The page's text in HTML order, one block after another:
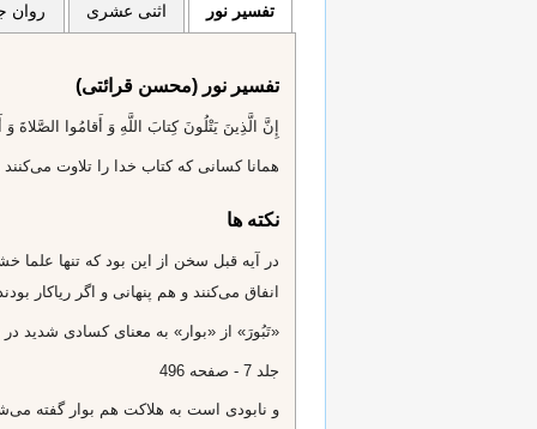
تفسیر نور اثنی عشری روان
تفسیر نور (محسن قرائتی)
إِنَّ الَّذِينَ يَتْلُونَ كِتابَ اللَّهِ وَ أَقامُوا الصَّلاةَ
همانا كسانى كه كتاب خدا را تلاوت
نکته ها
در آيه قبل سخن از اين بود كه تنها علما
انفاق مى‌كنند و هم پنهانى و اگر رياكار
«تَبُورَ» از «بوار» به معناى كسادى شديد
جلد 7 - صفحه 496
و نابودى است به هلاكت هم بوار گفته